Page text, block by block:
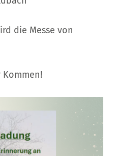
die Messe von
Kommen!